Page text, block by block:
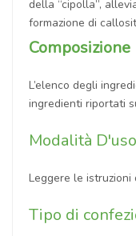
della “cipolla”,
formazione di
Composizione
L’elenco degli
ingredienti riportati
Modalità D'uso
Leggere le istruzioni
Tipo di